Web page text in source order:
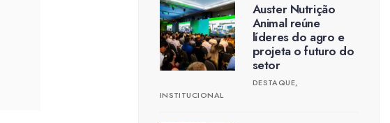
Auster Nutrição
Animal reúne
líderes do agro e
projeta o futuro do
setor
DESTAQUE,
INSTITUCIONAL